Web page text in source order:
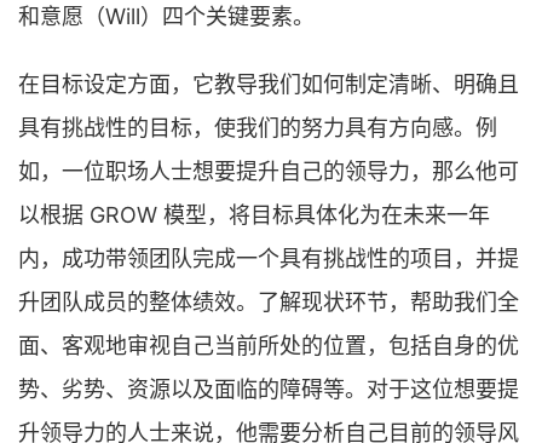
和意愿（Will）四个关键要素。
在目标设定方面，它教导我们如何制定清晰、明确且
具有挑战性的目标，使我们的努力具有方向感。例
如，一位职场人士想要提升自己的领导力，那么他可
以根据 GROW 模型，将目标具体化为在未来一年
内，成功带领团队完成一个具有挑战性的项目，并提
升团队成员的整体绩效。了解现状环节，帮助我们全
面、客观地审视自己当前所处的位置，包括自身的优
势、劣势、资源以及面临的障碍等。对于这位想要提
升领导力的人士来说，他需要分析自己目前的领导风